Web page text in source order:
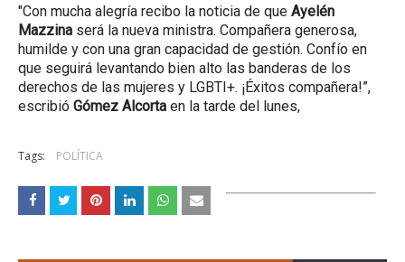
"Con mucha alegría recibo la noticia de que Ayelén
Mazzina será la nueva ministra. Compañera generosa,
humilde y con una gran capacidad de gestión. Confío en
que seguirá levantando bien alto las banderas de los
derechos de las mujeres y LGBTI+. ¡Éxitos compañera!”,
escribió Gómez Alcorta en la tarde del lunes,
Tags: POLÍTICA